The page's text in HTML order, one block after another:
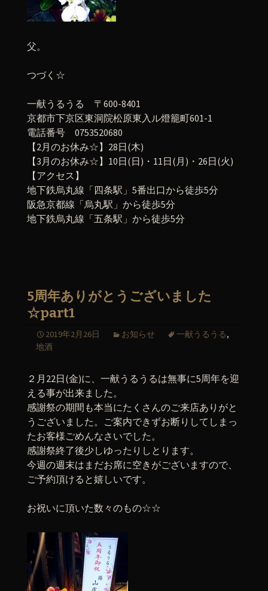
父。
つづく☆
一献うるうる 〒600-8401
京都市下京区東洞院松原東入ル燈籠町601-1
電話番号 0753520680
【2月のお休み☆】28日(木)
【3月のお休み☆】10日(日)・11日(月)・26日(火)
【アクセス】
地下鉄烏丸線「四条駅」5番出口から徒歩5分
阪急京都線「烏丸駅」から徒歩5分
地下鉄烏丸線「五条駅」から徒歩5分
5周年ありがとうございました
☆part1
2019年2月26日 お知らせ 一献うるうる,
地酒
２月22日(金)に、一献うるうるは無事に5周年を迎
える事が出来ました。
感謝祭の期間も本当にたくさんのご来店ありがと
うございました。ご案内できずお断りしてしまっ
たお客様ごめんなさいでした。
感謝祭終了後少しゆったりしとります。
今週の週末はまだお席に空きがございますので、
ご予約頂けると嬉しいです。
お祝いに頂いた数々のもの☆☆